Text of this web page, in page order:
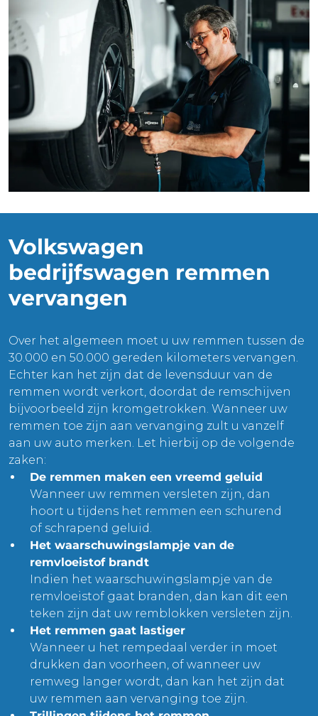
Volkswagen
bedrijfswagen remmen
vervangen
Over het algemeen moet u uw remmen tussen de
30.000 en 50.000 gereden kilometers vervangen.
Echter kan het zijn dat de levensduur van de
remmen wordt verkort, doordat de remschijven
bijvoorbeeld zijn kromgetrokken. Wanneer uw
remmen toe zijn aan vervanging zult u vanzelf
aan uw auto merken. Let hierbij op de volgende
zaken:
De remmen maken een vreemd geluid
Wanneer uw remmen versleten zijn, dan
hoort u tijdens het remmen een schurend
of schrapend geluid.
Het waarschuwingslampje van de
remvloeistof brandt
Indien het waarschuwingslampje van de
remvloeistof gaat branden, dan kan dit een
teken zijn dat uw remblokken versleten zijn.
Het remmen gaat lastiger
Wanneer u het rempedaal verder in moet
drukken dan voorheen, of wanneer uw
remweg langer wordt, dan kan het zijn dat
uw remmen aan vervanging toe zijn.